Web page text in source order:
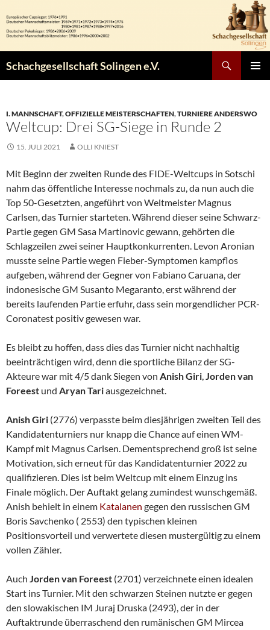
Inhalt
springen
Schachgesellschaft Solingen e.V.
I. MANNSCHAFT,OFFIZIELLE MEISTERSCHAFTEN,TURNIERE ANDERSWO
Weltcup: Drei SG-Siege in Runde 2
15. JULI 2021 OLLI KNIEST
Mit Beginn der zweiten Runde des FIDE-Weltcups in Sotschi
nahm das öffentliche Interesse nochmals zu, da nun auch die
Top 50-Gesetzten, angeführt von Weltmeister Magnus
Carlsen, das Turnier starteten. Während dieser seine Schwarz-
Partie gegen GM Sasa Martinovic gewann, gehörten die
Schlagzeilen zwei seiner Hauptkonkurrenten. Levon Aronian
musste seine Partie wegen Fieber-Symptomen kampflos
aufgeben, während der Gegner von Fabiano Caruana, der
indonesische GM Susanto Megaranto, erst während der
bereits laufenden Partie erfuhr, dass sein morgendlicher PCR-
Coronatest positiv gewesen war.
Es bleibt zu hoffen, dass dies das Turnier nicht nachhaltig
beeinträchtigen wird, denn die sportliche Bilanz der SG-
Akteure war mit 4/5 dank Siegen von Anish Giri,Jorden van
Foreest und Aryan Tariausgezeichnet.
Anish Giri (2776) verpasste beim diesjährigen zweiten Teil des
Kandidatenturniers nur knapp die Chance auf einen WM-
Kampf mit Magnus Carlsen. Dementsprechend groß ist seine
Motivation, sich erneut für das Kandidatenturnier 2022 zu
qualifizieren. Dies ist beim Weltcup mit einem Einzug ins
Finale möglich. Der Auftakt gelang zumindest wunschgemäß.
Anish behielt in einem Katalanen gegen den russischen GM
Boris Savchenko ( 2553) den typischen kleinen
Positionsvorteil und verwertete diesen mustergültig zu einem
vollen Zähler.
Auch Jorden van Foreest (2701) verzeichnete einen idealen
Start ins Turnier. Mit den schwarzen Steinen nutzte er gegen
den slowakischen IM Juraj Druska (2493), der in der
Auftaktrunde überraschend den rumänischen GM Mircea